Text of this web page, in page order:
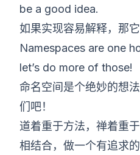
be a good idea.
如果实现容易解释，那
Namespaces are one
let’s do more of those!
命名空间是个绝妙的想
们吧！
道着重于方法，禅着重
相结合，做一个有追求